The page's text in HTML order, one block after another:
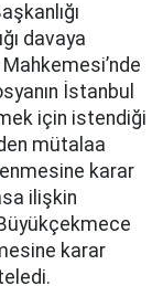
davaya
İstanbul
için istendiği
mütalaa
karar
ilişkin
karar